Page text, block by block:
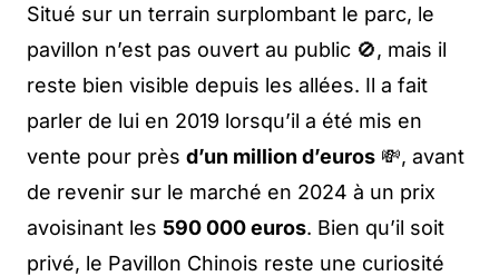
Situé sur un terrain surplombant le parc, le
pavillon n’est pas ouvert au public 🚫, mais il
reste bien visible depuis les allées. Il a fait
parler de lui en 2019 lorsqu’il a été mis en
vente pour près d’un million d’euros 💸, avant
de revenir sur le marché en 2024 à un prix
avoisinant les 590 000 euros. Bien qu’il soit
privé, le Pavillon Chinois reste une curiosité